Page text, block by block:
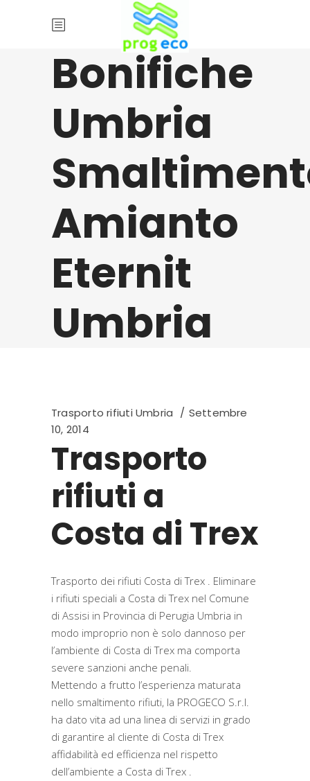
Bonifiche
Umbria
Amianto
Eternit
Umbria
Trasporto rifiuti Umbria
Settembre
10, 2014
Trasporto
rifiuti a
Costa di Trex
Trasporto dei rifiuti Costa di Trex . Eliminare
i rifiuti speciali a Costa di Trex nel Comune
di Assisi in Provincia di Perugia Umbria in
modo improprio non è solo dannoso per
l’ambiente di Costa di Trex ma comporta
severe sanzioni anche penali.
Mettendo a frutto l’esperienza maturata
nello smaltimento rifiuti, la PROGECO S.r.l.
ha dato vita ad una linea di servizi in grado
di garantire al cliente di Costa di Trex
affidabilità ed efficienza nel rispetto
dell’ambiente a Costa di Trex .